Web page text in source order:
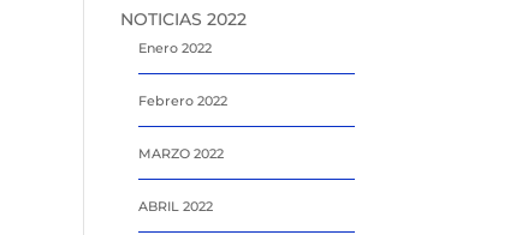
NOTICIAS 2022
Enero 2022
Febrero 2022
MARZO 2022
ABRIL 2022